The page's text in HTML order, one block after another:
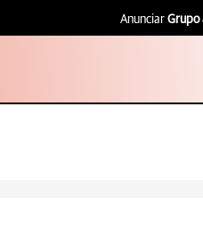
Anunciar Grupo